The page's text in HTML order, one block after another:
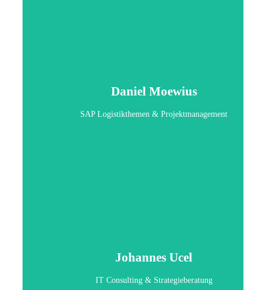
Daniel Moewius
SAP Logistikthemen & Projektmanagement
Johannes Ucel
IT Consulting & Strategieberatung